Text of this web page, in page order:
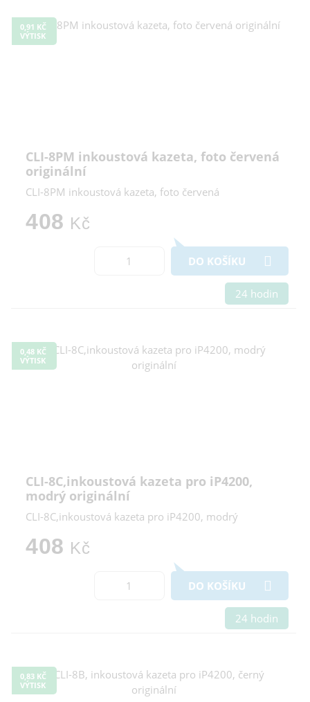
0,91 KČ
VÝTISK
CLI-8PM inkoustová kazeta, foto červená
originální
CLI-8PM inkoustová kazeta, foto červená
408 Kč
DO KOŠÍKU
24 hodin
0,48 KČ
VÝTISK
CLI-8C,inkoustová kazeta pro iP4200,
modrý originální
CLI-8C,inkoustová kazeta pro iP4200, modrý
408 Kč
DO KOŠÍKU
24 hodin
0,83 KČ
VÝTISK